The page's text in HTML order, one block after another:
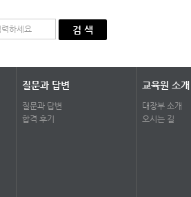
검 색
질문과 답변
질문과 답변
합격 후기
교육원 소개
대장부 소개
오시는 길